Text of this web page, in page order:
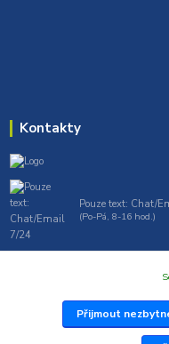
Kontakty
Pouze text: Chat/
(Po-Pá, 8-16 hod.)
Přijmout